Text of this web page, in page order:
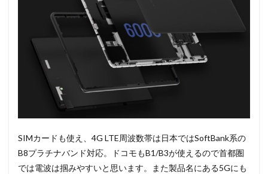
SIMカードも使え、4G LTE周波数帯は日本ではSoftBank系の
B8プラチナバンド対応。ドコモもB1/B3が使えるので首都圏
では電波は掴みやすいと思います。また製品名にある5Gにも